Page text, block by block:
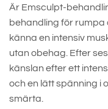
Är Emsculpt-
behandling för rumpa
känna en intensiv
utan obehag. Efter
känslan efter ett
och en lätt spänning i
smärta.